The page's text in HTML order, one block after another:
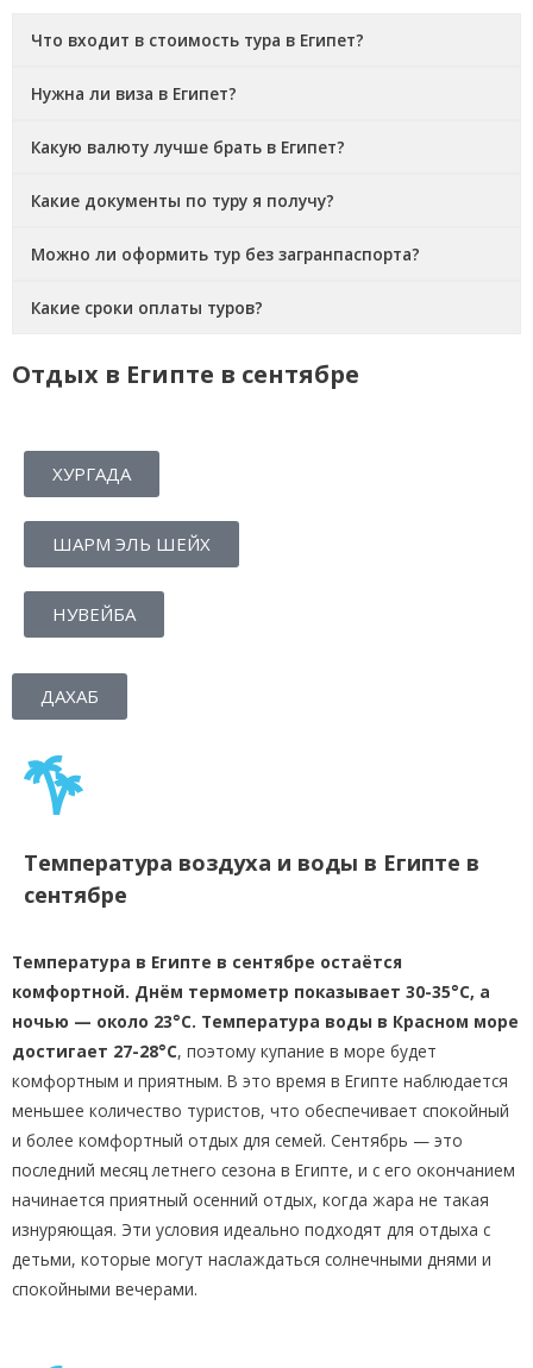
Что входит в стоимость тура в Египет?
Нужна ли виза в Египет?
Какую валюту лучше брать в Египет?
Какие документы по туру я получу?
Можно ли оформить тур без загранпаспорта?
Какие сроки оплаты туров?
Отдых в Египте в сентябре
ХУРГАДА
ШАРМ ЭЛЬ ШЕЙХ
НУВЕЙБА
ДАХАБ
Температура воздуха и воды в Египте в
сентябре
Температура в Египте в сентябре остаётся
комфортной. Днём термометр показывает 30-35°C, а
ночью — около 23°C. Температура воды в Красном море
достигает 27-28°C, поэтому купание в море будет
комфортным и приятным. В это время в Египте наблюдается
меньшее количество туристов, что обеспечивает спокойный
и более комфортный отдых для семей. Сентябрь — это
последний месяц летнего сезона в Египте, и с его окончанием
начинается приятный осенний отдых, когда жара не такая
изнуряющая. Эти условия идеально подходят для отдыха с
детьми, которые могут наслаждаться солнечными днями и
спокойными вечерами.